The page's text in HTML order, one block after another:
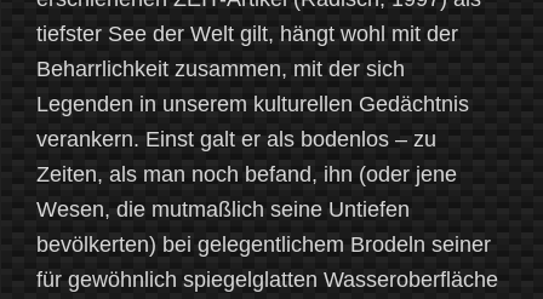
tiefster See der Welt gilt, hängt wohl mit der
Beharrlichkeit zusammen, mit der sich
Legenden in unserem kulturellen Gedächtnis
verankern. Einst galt er als bodenlos – zu
Zeiten, als man noch befand, ihn (oder jene
Wesen, die mutmaßlich seine Untiefen
bevölkerten) bei gelegentlichem Brodeln seiner
für gewöhnlich spiegelglatten Wasseroberfläche